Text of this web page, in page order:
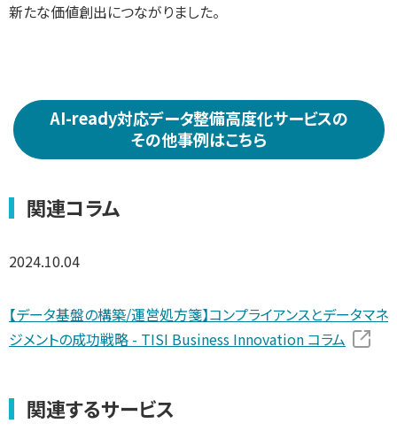
新たな価値創出につながりました。
AI-ready対応データ整備高度化サービスの
その他事例はこちら
関連コラム
2024.10.04
【データ基盤の構築/運営処方箋】コンプライアンスとデータマネ
ジメントの成功戦略 - TISI Business Innovation コラム
関連するサービス